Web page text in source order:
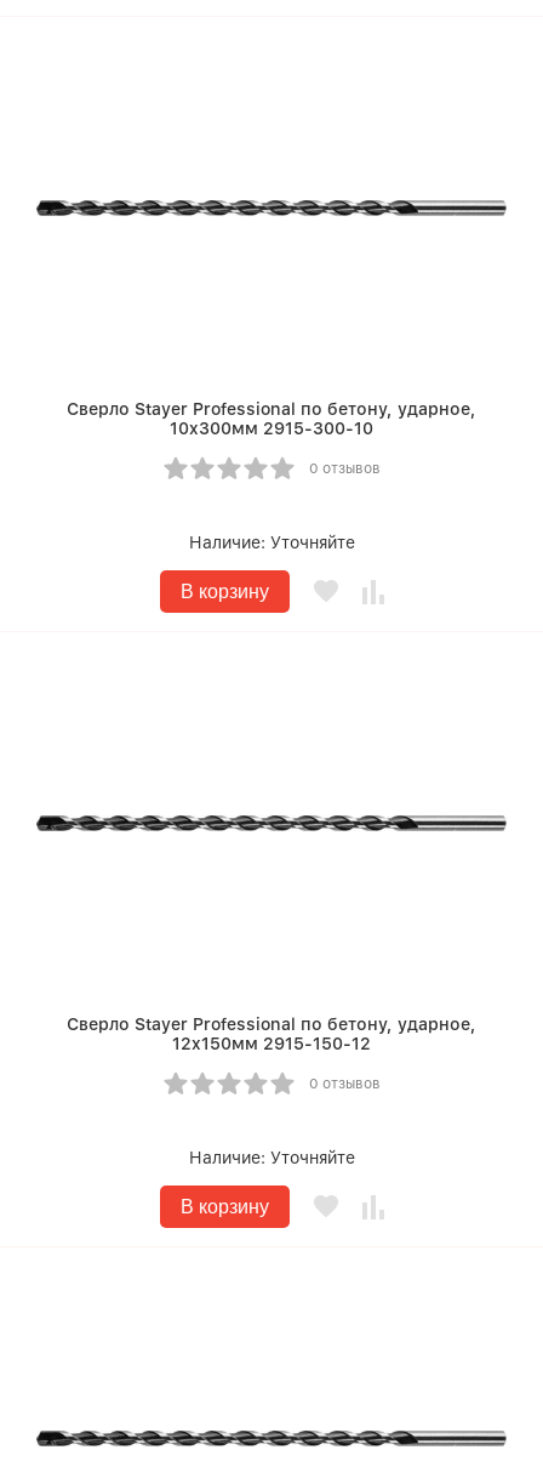
Сверло Stayer Professional по бетону, ударное,
10x300мм 2915-300-10
0 отзывов
Наличие: Уточняйте
В корзину
Сверло Stayer Professional по бетону, ударное,
12x150мм 2915-150-12
0 отзывов
Наличие: Уточняйте
В корзину